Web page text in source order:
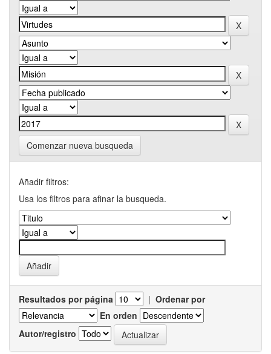
Comenzar nueva busqueda
Añadir filtros:
Usa los filtros para afinar la busqueda.
Resultados por página | Ordenar por
En orden
Autor/registro